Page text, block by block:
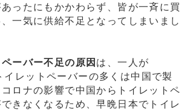
ったにもかかわらず、皆が一斉に買
一気に供給不足となってしまいまし
ペーバー不足の原因 は、一人が
レットペーバーの多くは中国で製
ロナの影響で中国からトイレットペ
きなくなるため、早晩日本でトイレ